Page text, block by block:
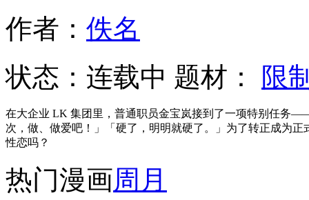
作者： 佚名
状态： 连载中 题材： 限
在大企业 LK 集团里，普通职员金宝岚接到了一项特别任务
次，做、做爱吧！」「硬了，明明就硬了。」为了转正成为
性恋吗？
热门漫画周 月